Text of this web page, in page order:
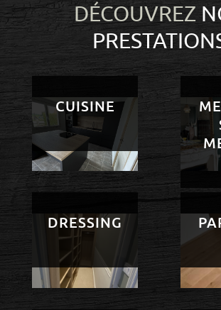
DÉCOUVREZ
CUISINE
DRESSING